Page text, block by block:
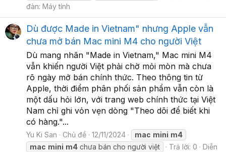
đàn: Máy tính
Dù được Made in Vietnam" nhưng Apple vẫn
chưa mở bán Mac mini M4 cho người Việt
Dù mang nhãn "Made in Vietnam," Mac mini M4
vẫn khiến người Việt phải chờ mỏi mòn mà chưa
rõ ngày mở bán chính thức. Theo thông tin từ
Apple, thời điểm phân phối sản phẩm vẫn còn là
một dấu hỏi lớn, với trang web chính thức tại Việt
Nam chỉ ghi vỏn vẹn dòng "Theo dõi để biết khi
có hàng."...
Yu Ki San Chủ đề 12/11/2024 mac mini m4
mac mini m4 chưa bán cho người việt Trả lời: 0
Diễn